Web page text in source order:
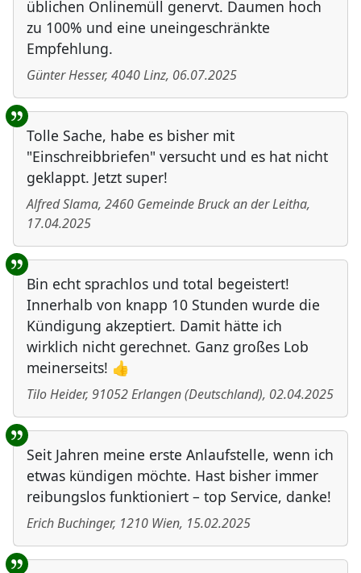
üblichen Onlinemüll genervt. Daumen hoch
zu 100% und eine uneingeschränkte
Empfehlung.
Günter Hesser, 4040Linz, 06.07.2025
Tolle Sache, habe es bisher mit
"Einschreibbriefen" versucht und es hat nicht
geklappt. Jetzt super!
Alfred Slama, 2460 Gemeinde Bruck an der Leitha,
17.04.2025
Bin echt sprachlos und total begeistert!
Innerhalb von knapp 10 Stunden wurde die
Kündigung akzeptiert. Damit hätte ich
wirklich nicht gerechnet. Ganz großes Lob
meinerseits! 👍
Tilo Heider, 91052Erlangen(Deutschland), 02.04.2025
Seit Jahren meine erste Anlaufstelle, wenn ich
etwas kündigen möchte. Hast bisher immer
reibungslos funktioniert – top Service, danke!
Erich Buchinger, 1210 Wien, 15.02.2025